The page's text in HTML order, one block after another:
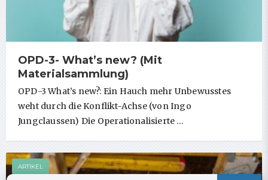
OPD-3- What’s new? (Mit
Materialsammlung)
OPD-3 What’s new?: Ein Hauch mehr Unbewusstes
weht durch die Konflikt-Achse (von Ingo
Jungclaussen) Die Operationalisierte …
ARTIKEL